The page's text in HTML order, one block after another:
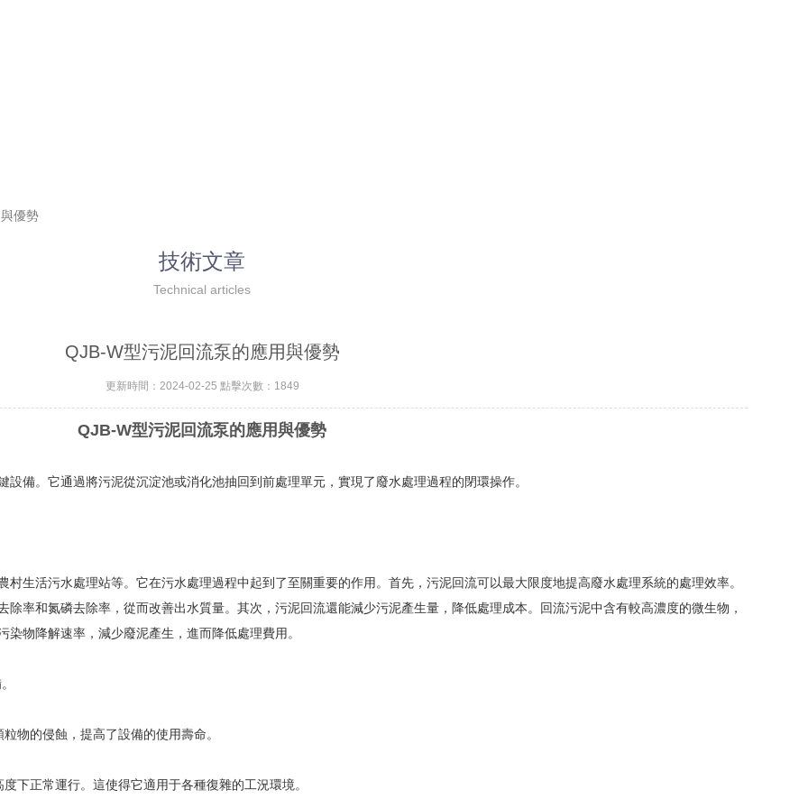
優勢
技術文章
Technical articles
QJB-W型污泥回流泵的應用與優勢
更新時間：2024-02-25 點擊次數：1849
QJB-W型污泥回流泵的應用與優勢
。它通過將污泥從沉淀池或消化池抽回到前處理單元，實現了廢水處理過程的閉環操作。
活污水處理站等。它在污水處理過程中起到了至關重要的作用。首先，污泥回流可以最大限度地提高廢水處理系統的處理效率。
率和氮磷去除率，從而改善出水質量。其次，污泥回流還能減少污泥產生量，降低處理成本。回流污泥中含有較高濃度的微生物，
物降解速率，減少廢泥產生，進而降低處理費用。
的侵蝕，提高了設備的使用壽命。
正常運行。這使得它適用于各種復雜的工況環境。